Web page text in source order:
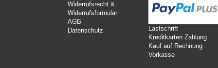
Widerrufsrecht &
Widerrufsformular
AGB
Datenschutz
Lastschrift
Kreditkarten Zahlung
Kauf auf Rechnung
Vorkasse